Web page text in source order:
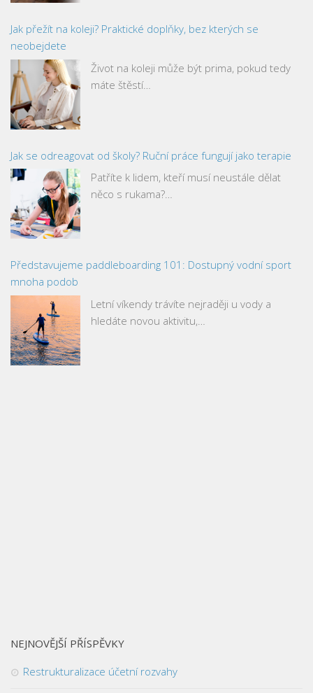
Jak přežít na koleji? Praktické doplňky, bez kterých se
neobejdete
Život na koleji může být prima, pokud tedy
máte štěstí…
Jak se odreagovat od školy? Ruční práce fungují jako terapie
Patříte k lidem, kteří musí neustále dělat
něco s rukama?…
Představujeme paddleboarding 101: Dostupný vodní sport
mnoha podob
Letní víkendy trávíte nejraději u vody a
hledáte novou aktivitu,…
NEJNOVĚJŠÍ PŘÍSPĚVKY
Restrukturalizace účetní rozvahy